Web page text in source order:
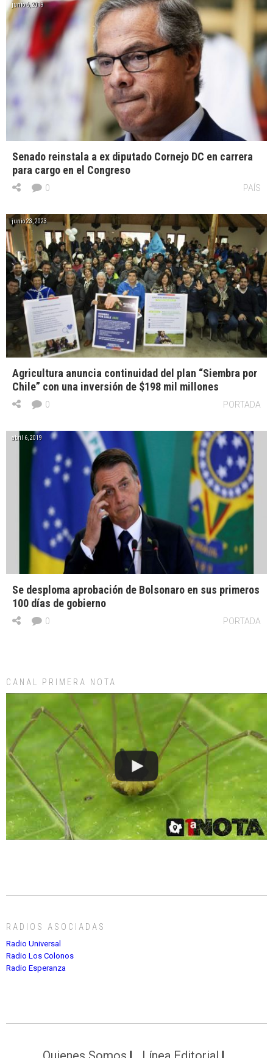
junio 6, 2019
Senado reinstala a ex diputado Cornejo DC en carrera
para cargo en el Congreso
PAÍS
0
junio 23, 2023
Agricultura anuncia continuidad del plan “Siembra por
Chile” con una inversión de $198 mil millones
PORTADA
0
abril 6, 2019
Se desploma aprobación de Bolsonaro en sus primeros
100 días de gobierno
PORTADA
0
CANAL PRIMERA NOTA
RADIOS ASOCIADAS
Radio Universal
Radio Los Colonos
Radio Esperanza